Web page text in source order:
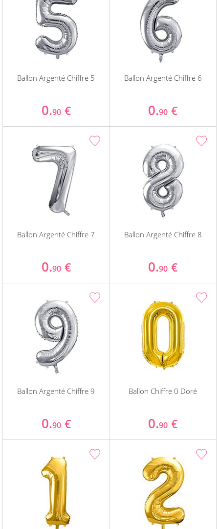
Ballon Argenté Chiffre 5
0.90 €
Ballon Argenté Chiffre 6
0.90 €
Ballon Argenté Chiffre 7
0.90 €
Ballon Argenté Chiffre 8
0.90 €
Ballon Argenté Chiffre 9
0.90 €
Ballon Chiffre 0 Doré
0.90 €